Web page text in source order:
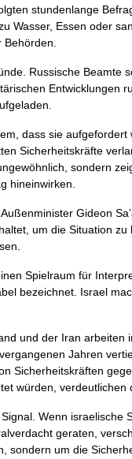
stundenlange
Wasser, Essen oder
Russische Beamte
Entwicklungen
dass sie
Sicherheitskräfte
sondern
hineinwirken.
Gideon
um die Situation
Spielraum für
bezeichnet. Israel
und der Iran arbeiten
Jahren
Sicherheitskräften
würden, verdeutlichen
Wenn israelische
geraten,
sondern um die